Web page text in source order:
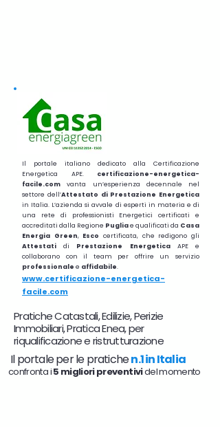
Il portale italiano dedicato alla Certificazione
Energetica APE. certificazione-energetica-
facile.com vanta un’esperienza decennale nel
settore dell’Attestato di Prestazione Energetica
in Italia. L’azienda si avvale di esperti in materia e di
una rete di professionisti Energetici certificati e
accreditati dalla Regione Pugliae qualificati da Casa
Energia Green, Escocertificata, che redigono gli
Attestatidi Prestazione EnergeticaAPE e
collaborano con il team per offrire un servizio
professionale e affidabile.
www.certificazione-energetica-
facile.com
Pratiche Catastali, Edilizie, Perizie
Immobiliari, Pratica Enea, per
riqualificazione e ristrutturazione
Il portale per le pratichen.1 in Italia
confronta i5 migliori preventividel momento